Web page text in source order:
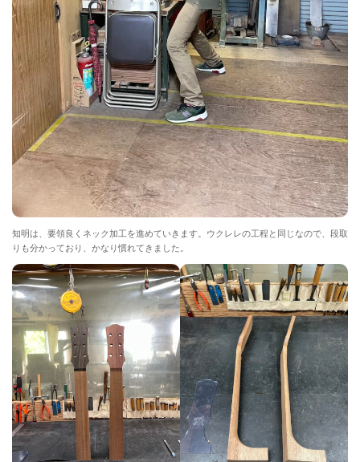
知明は、要領良くネック加工を進めていきます。ウクレレの工程と同じなので、段取
りも分かっており、かなり慣れてきました。